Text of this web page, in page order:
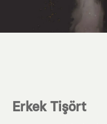
Erkek Tişört